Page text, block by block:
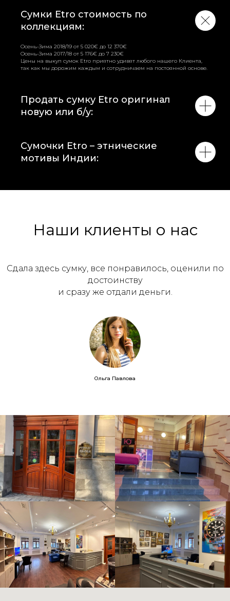
Сумки Etro стоимость по
коллекциям:
Осень-Зима 2018/19 от 5 020€ до 12 370€
Осень-Зима 2017/18 от 5 176€ до 7 230€
Цены на выкуп сумок Etro приятно удивят любого нашего Клиента,
так как мы дорожим каждым и сотрудничаем на постоянной основе.
Продать сумку Etro оригинал
новую или б/у:
Сумочки Etro – этнические
мотивы Индии:
Наши клиенты о нас
Сдала здесь сумку, все понравилось, оценили по
достоинству
и сразу же отдали деньги.
Ольга Павлова